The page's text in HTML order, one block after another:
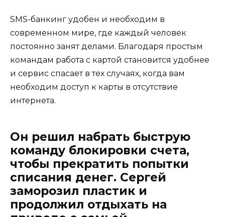
SMS-банкинг удобен и необходим в
современном мире, где каждый человек
постоянно занят делами. Благодаря простым
командам работа с картой становится удобнее
и сервис спасает в тех случаях, когда вам
необходим доступ к карты в отсутствие
интернета.
Он решил набрать быструю
команду блокировки счета,
чтобы прекратить попытки
списания денег. Сергей
заморозил пластик и
продолжил отдыхать на